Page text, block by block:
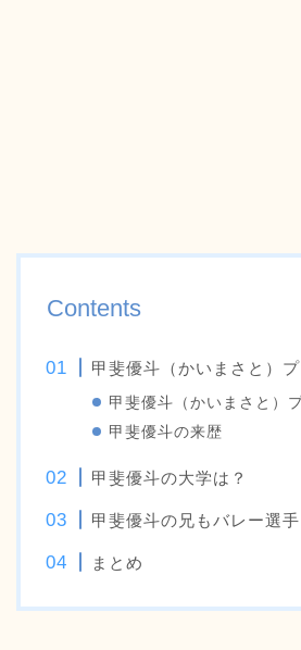
Contents
甲斐優斗（かいまさと）
甲斐優斗（かいまさと）
甲斐優斗の来歴
甲斐優斗の大学は？
甲斐優斗の兄もバレー選手
まとめ